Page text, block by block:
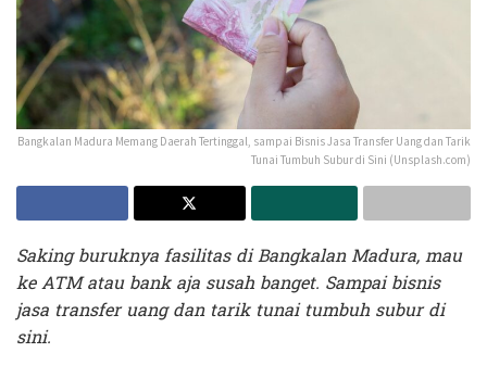
Bangkalan Madura Memang Daerah Tertinggal, sampai Bisnis Jasa Transfer Uang dan Tarik
Tunai Tumbuh Subur di Sini (Unsplash.com)
Saking buruknya fasilitas di Bangkalan Madura, mau
ke ATM atau bank aja susah banget. Sampai bisnis
jasa transfer uang dan tarik tunai tumbuh subur di
sini.